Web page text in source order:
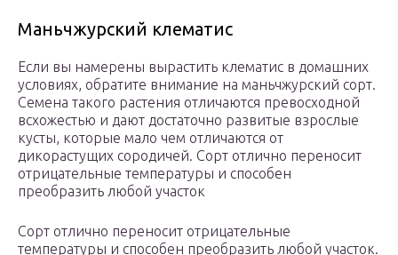
Маньчжурский клематис
Если вы намерены вырастить клематис в домашних
условиях, обратите внимание на маньчжурский сорт.
Семена такого растения отличаются превосходной
всхожестью и дают достаточно развитые взрослые
кусты, которые мало чем отличаются от
дикорастущих сородичей. Сорт отлично переносит
отрицательные температуры и способен
преобразить любой участок
Сорт отлично переносит отрицательные
температуры и способен преобразить любой участок.